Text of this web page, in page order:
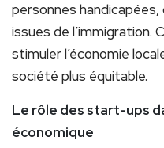
personnes
issues de l’immigration.
stimuler l’économie
société plus équitable.
Le rôle des start-ups
économique